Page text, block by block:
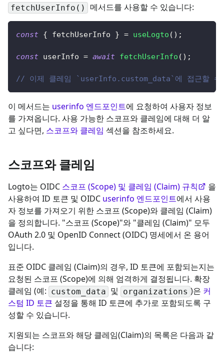
fetchUserInfo() 메서드를 사용할 수 있습니다:
const { fetchUserInfo } = useLogto ( ) ;
const userInfo = await fetchUserInfo ( ) ;
// 이제 클레임 `userInfo.custom_data`에 접근할 수
이 메서드는 userinfo 엔드포인트에 요청하여 사용자 정보
를 가져옵니다. 사용 가능한 스코프와 클레임에 대해 더 알
고 싶다면, 스코프와 클레임 섹션을 참조하세요.
스코프와 클레임
Logto는 OIDC 스코프 (Scope) 및 클레임 (Claim) 규칙
을
사용하여 ID 토큰 및 OIDC userinfo 엔드포인트에서 사용
자 정보를 가져오기 위한 스코프 (Scope)와 클레임 (Claim)
을 정의합니다. "스코프 (Scope)"와 "클레임 (Claim)" 모두
OAuth 2.0 및 OpenID Connect (OIDC) 명세에서 온 용어
입니다.
표준 OIDC 클레임 (Claim)의 경우, ID 토큰에 포함되는지는
요청된 스코프 (Scope)에 의해 엄격하게 결정됩니다. 확장
클레임 (예: custom_data 및 organizations )은 커
스텀 ID 토큰 설정을 통해 ID 토큰에 추가로 포함되도록 구
성할 수 있습니다.
지원되는 스코프와 해당 클레임(Claim)의 목록은 다음과 같
습니다: